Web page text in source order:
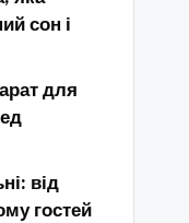
сон і
для
від
гостей